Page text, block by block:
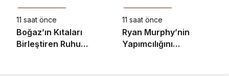
Ormanya’da
Özel Sergi Açılışı
Yapıldı
11 saat önce
Boğaz’ın Kıtaları
Birleştiren Ruhu
11 saat önce
Ryan Murphy’nin
Yapımcılığını